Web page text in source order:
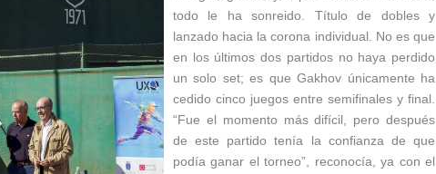
todo le ha sonreido. Título de dobles y
lanzado hacia la corona individual. No es que
en los últimos dos partidos no haya perdido
un solo set; es que Gakhov únicamente ha
cedido cinco juegos entre semifinales y final.
“Fue el momento más difícil, pero después
de este partido tenía la confianza de que
podía ganar el torneo”, reconocía, ya con el